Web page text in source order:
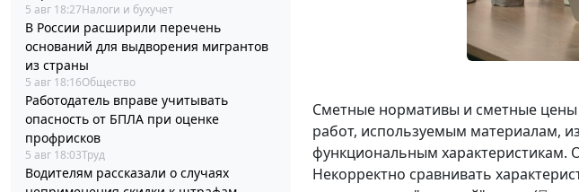
5 авг 18:27Налоги и бухучет
В России расширили перечень
оснований для выдворения мигрантов
из страны
5 авг 18:16Общество
Работодатель вправе учитывать
опасность от БПЛА при оценке
профрисков
5 авг 18:03Труд
Водителям рассказали о случаях
Сметные нормативы и сметные цены
работ, используемым материалам,
функциональным характеристикам.
Некорректно сравнивать